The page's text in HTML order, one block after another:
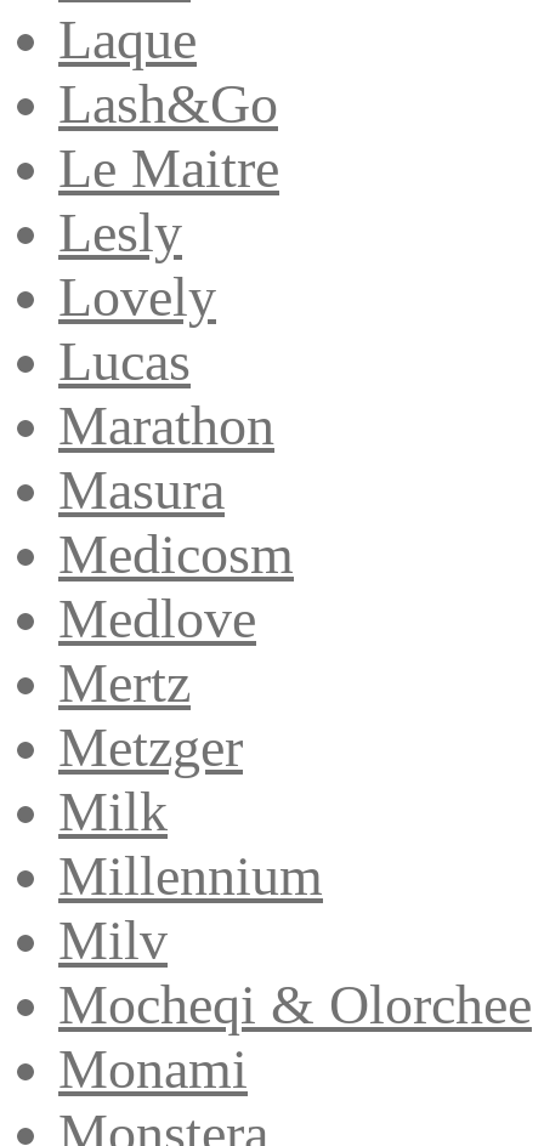
Laque
Lash&Go
Le Maitre
Lesly
Lovely
Lucas
Marathon
Masura
Medicosm
Medlove
Mertz
Metzger
Milk
Millennium
Milv
Mocheqi & Olorchee
Monami
Monstera